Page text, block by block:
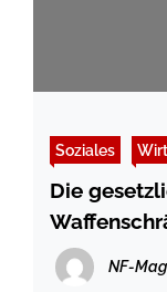
Soziales
Die
NF-